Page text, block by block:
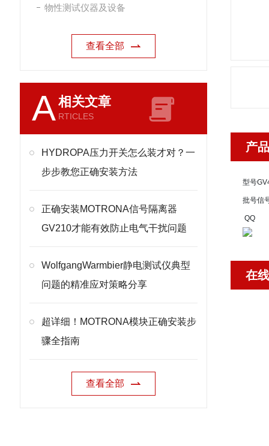
物性测试仪器及设备
查看全部
A相关文章
RTICLES
HYDROPA压力开关怎么装才对？一
步步教您正确安装方法
正确安装MOTRONA信号隔离器
GV210才能有效防止电气干扰问题
WolfgangWarmbier静电测试仪典型
问题的精准应对策略分享
超详细！MOTRONA模块正确安装步
骤全指南
查看全部
产
型号
批号信
QQ
在